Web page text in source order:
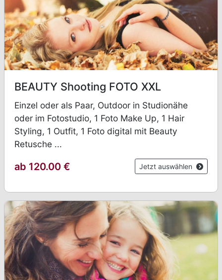
BEAUTY Shooting FOTO XXL
Einzel oder als Paar, Outdoor in Studionähe
oder im Fotostudio, 1 Foto Make Up, 1 Hair
Styling, 1 Outfit, 1 Foto digital mit Beauty
Retusche ...
ab 120.00 € Jetzt auswählen